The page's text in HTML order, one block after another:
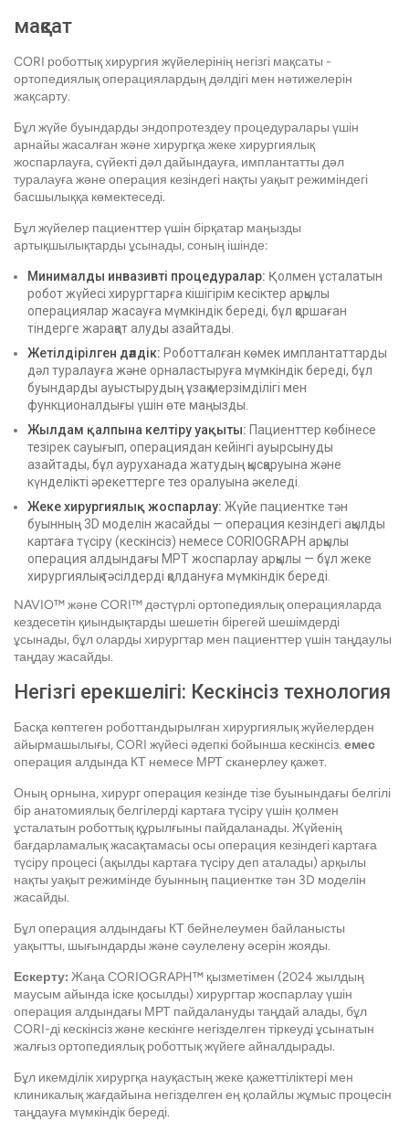
мақсат
CORI роботтық хирургия жүйелерінің негізгі мақсаты -
ортопедиялық операциялардың дәлдігі мен нәтижелерін
жақсарту.
Бұл жүйе буындарды эндопротездеу процедуралары үшін
арнайы жасалған және хирургқа жеке хирургиялық
жоспарлауға, сүйекті дәл дайындауға, имплантатты дәл
туралауға және операция кезіндегі нақты уақыт режиміндегі
басшылыққа көмектеседі.
Бұл жүйелер пациенттер үшін бірқатар маңызды
артықшылықтарды ұсынады, соның ішінде:
Минималды инвазивті процедуралар: Қолмен ұсталатын
робот жүйесі хирургтарға кішігірім кесіктер арқылы
операциялар жасауға мүмкіндік береді, бұл қоршаған
тіндерге жарақат алуды азайтады.
Жетілдірілген дәлдік: Роботталған көмек имплантаттарды
дәл туралауға және орналастыруға мүмкіндік береді, бұл
буындарды ауыстырудың ұзақ мерзімділігі мен
функционалдығы үшін өте маңызды.
Жылдам қалпына келтіру уақыты: Пациенттер көбінесе
тезірек сауығып, операциядан кейінгі ауырсынуды
азайтады, бұл ауруханада жатудың қысқаруына және
күнделікті әрекеттерге тез оралуына әкеледі.
Жеке хирургиялық жоспарлау: Жүйе пациентке тән
буынның 3D моделін жасайды — операция кезіндегі ақылды
картаға түсіру (кескінсіз) немесе CORIOGRAPH арқылы
операция алдындағы МРТ жоспарлау арқылы — бұл жеке
хирургиялық тәсілдерді қолдануға мүмкіндік береді.
NAVIO™ және CORI™ дәстүрлі ортопедиялық операцияларда
кездесетін қиындықтарды шешетін бірегей шешімдерді
ұсынады, бұл оларды хирургтар мен пациенттер үшін таңдаулы
таңдау жасайды.
Негізгі ерекшелігі: Кескінсіз технология
Басқа көптеген роботтандырылған хирургиялық жүйелерден
айырмашылығы, CORI жүйесі әдепкі бойынша кескінсіз. емес
операция алдында КТ немесе МРТ сканерлеу қажет.
Оның орнына, хирург операция кезінде тізе буынындағы белгілі
бір анатомиялық белгілерді картаға түсіру үшін қолмен
ұсталатын роботтық құрылғыны пайдаланады. Жүйенің
бағдарламалық жасақтамасы осы операция кезіндегі картаға
түсіру процесі (ақылды картаға түсіру деп аталады) арқылы
нақты уақыт режимінде буынның пациентке тән 3D моделін
жасайды.
Бұл операция алдындағы КТ бейнелеумен байланысты
уақытты, шығындарды және сәулелену әсерін жояды.
Ескерту: Жаңа CORIOGRAPH™ қызметімен (2024 жылдың
маусым айында іске қосылды) хирургтар жоспарлау үшін
операция алдындағы МРТ пайдалануды таңдай алады, бұл
CORI-ді кескінсіз және кескінге негізделген тіркеуді ұсынатын
жалғыз ортопедиялық роботтық жүйеге айналдырады.
Бұл икемділік хирургқа науқастың жеке қажеттіліктері мен
клиникалық жағдайына негізделген ең қолайлы жұмыс процесін
таңдауға мүмкіндік береді.